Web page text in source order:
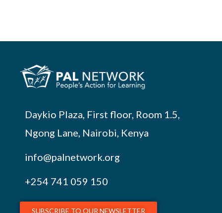
Daykio Plaza, First floor, Room 1.5,
Ngong Lane, Nairobi, Kenya
info@palnetwork.org
+254 741 059 150
SUBSCRIBE TO OUR NEWSLETTER